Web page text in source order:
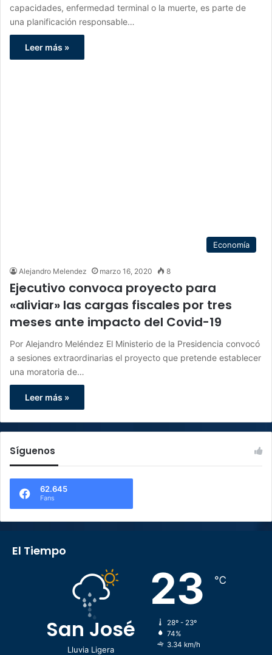
capacidades, enfermedad terminal o la muerte, es parte de
una planificación responsable…
Leer más »
Economía
Alejandro Melendez marzo 16, 2020 8
Ejecutivo convoca proyecto para
«aliviar» las cargas fiscales por tres
meses ante impacto del Covid-19
Por Alejandro Meléndez El Ministerio de la Presidencia convocó
a sesiones extraordinarias el proyecto que pretende establecer
una moratoria de…
Leer más »
Síguenos
62.645
Fans
El Tiempo
San José
Lluvia Ligera
23 ℃
28º - 23º
74%
3.34 km/h